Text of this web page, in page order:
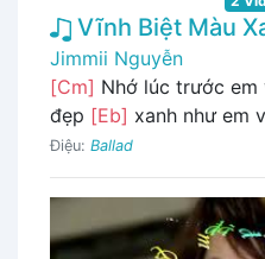
Vĩnh Biệt Màu
Jimmii Nguyễn
[Cm] Nhớ lúc trước em
đẹp [Eb] xanh như em
Điệu: Ballad